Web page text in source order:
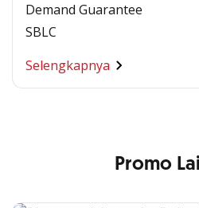
Demand Guarantee
SBLC
Selengkapnya
Promo